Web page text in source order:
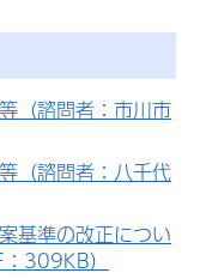
（諮問者：市川市
（諮問者：八千代
基準の改正につい
309KB）